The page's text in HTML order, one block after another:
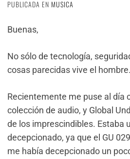
PUBLICADA EN MUSICA
Buenas,
No sólo de tecnología,
cosas parecidas vive el hombre.
Recientemente me puse al día
colección de audio, y Global
de los imprescindibles. Estaba
decepcionado, ya que el GU
me había decepcionado un